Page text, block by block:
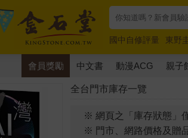
國中自修評量 東野
唯紅花綻放
奧德賽
會員獎勵 中文書 動漫ACG 親子
全台門市庫存一覽
※ 網頁之「庫存狀態」
※ 門市、網路價格及贈